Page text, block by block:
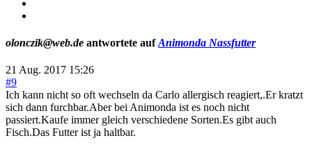
olonczik@web.de antwortete aufAnimonda Nassfutter
21 Aug. 2017 15:26
#9
Ich kann nicht so oft wechseln da Carlo allergisch reagiert,.Er kratzt
sich dann furchbar.Aber bei Animonda ist es noch nicht
passiert.Kaufe immer gleich verschiedene Sorten.Es gibt auch
Fisch.Das Futter ist ja haltbar.